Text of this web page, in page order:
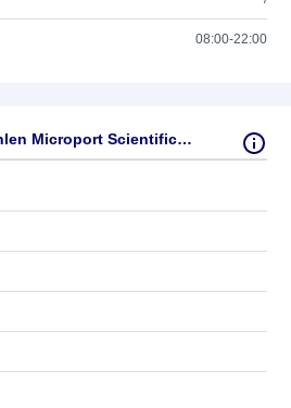
08:00-22:00
Fundamentale Kennzahlen Microport Scientific Corp.